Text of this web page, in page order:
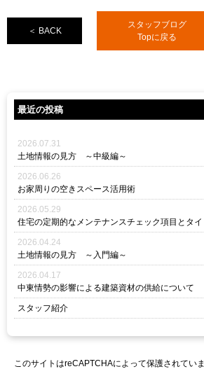
＜ BACK
スタッフブログ
Topに戻る
最近の投稿
2026.07.31
土地情報の見方 ～中級編～
2026.06.26
お家周りの空きスペース活用術
2026.05.29
住宅の定期的なメンテナンスチェック項目とタ
2026.04.24
土地情報の見方 ～入門編～
2026.04.17
中東情勢の影響による建築資材の供給について
スタッフ紹介
このサイトはreCAPTCHAによって保護されてい